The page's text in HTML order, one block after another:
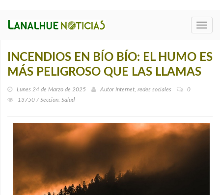
INCENDIOS EN BÍO BÍO: EL HUMO ES
MÁS PELIGROSO QUE LAS LLAMAS
Lunes 24 de Marzo de 2025 Autor Internet, redes sociales
0
13750 / Seccion: Salud